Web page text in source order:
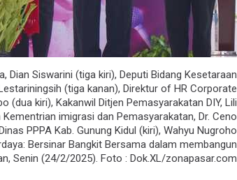
Dian Siswarini (tiga kiri), Deputi Bidang Kesetaraan
(tiga kanan), Direktur of HR Corporate
(dua kiri), Kakanwil Ditjen Pemasyarakatan DIY, Lili
imigrasi dan Pemasyarakatan, Dr. Ceno
PPPA Kab. Gunung Kidul (kiri), Wahyu Nugroho
Bersinar Bangkit Bersama dalam membangun
Senin (24/2/2025). Foto : Dok.XL/zonapasar.com